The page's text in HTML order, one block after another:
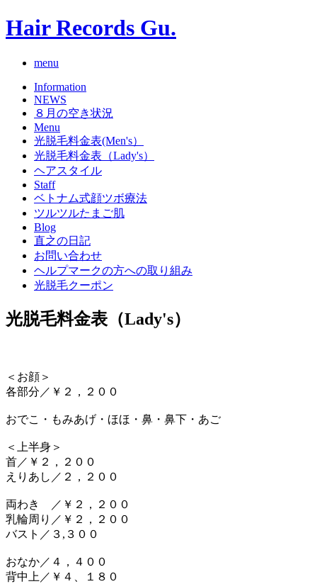
Hair Records Gu.
menu
Information
NEWS
８月の空き状況
Menu
光脱毛料金表(Men's）
光脱毛料金表（Lady's）
ヘアスタイル
Staff
ベトナム式顔ツボ療法
ツルツルたまご肌
Blog
直之の日記
お問い合わせ
ヘルプマークの方への取り組み
光脱毛クーポン
光脱毛料金表（Lady's）
＜お顔＞
各部分／￥２，２００
おでこ・もみあげ・ほほ・鼻・鼻下・あご
＜上半身＞
首／￥２，２００
えりあし／２，２００
両わき ／￥２，２００
乳輪周り／￥２，２００
バスト／３,３００
おなか／４，４００
背中上／￥４、１８０